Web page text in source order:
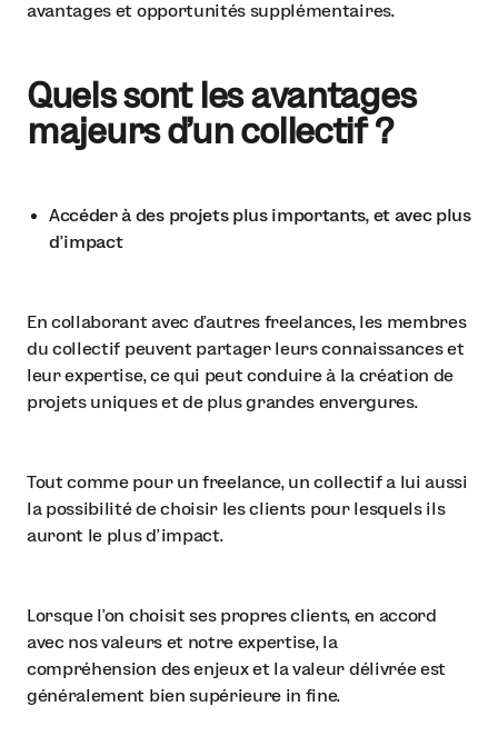
avantages et opportunités supplémentaires.
Quels sont les avantages
majeurs d’un collectif ?
Accéder à des projets plus importants, et avec plus
d’impact
En collaborant avec d'autres freelances, les membres
du collectif peuvent partager leurs connaissances et
leur expertise, ce qui peut conduire à la création de
projets uniques et de plus grandes envergures.
Tout comme pour un freelance, un collectif a lui aussi
la possibilité de choisir les clients pour lesquels ils
auront le plus d’impact.
Lorsque l’on choisit ses propres clients, en accord
avec nos valeurs et notre expertise, la
compréhension des enjeux et la valeur délivrée est
généralement bien supérieure in fine.